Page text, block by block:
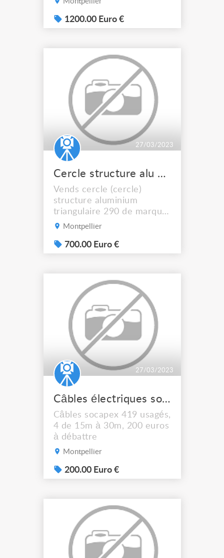
ampères, entrée sur
bornier. 1200€.
1200.00 Euro €
27/03/2023
Cercle structure alu 290
Vends cercle (cercle)
structure aluminium
triangulaire 290 de marque
Milos/quicktruss en parfait
(idem prolyte, asd, etc)
diamètre extérieur 4M00
Montpellier
700.00 Euro €
27/03/2023
Câbles électriques socapex 419
Câbles socapex 419 usagés,
4 de 15m à 30m, 200 euros
à débattre
Montpellier
200.00 Euro €